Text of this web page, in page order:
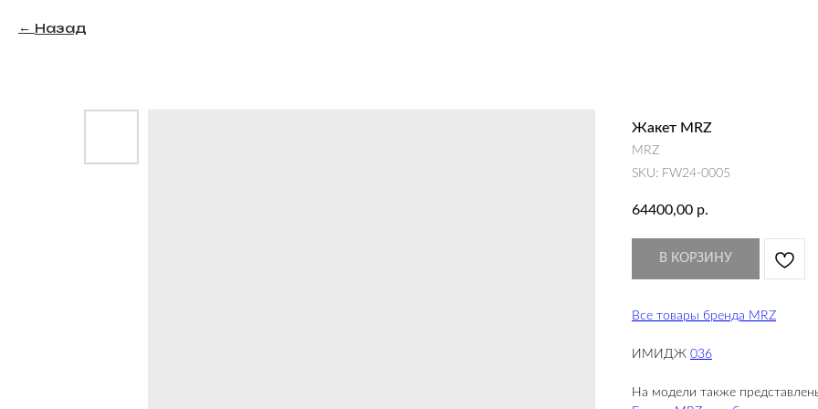
Назад
Жакет MRZ
MRZ
SKU: FW24-0005
64400,00 р.
В КОРЗИНУ
Все товары бренда MRZ
ИМИДЖ 036
На модели также